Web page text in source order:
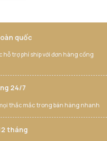
quốc
hỗ trợ phí ship với đơn hàng cồng
24/7
thắc mắc trong bán hàng nhanh
tháng